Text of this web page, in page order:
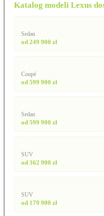
Katalog modeli Lexus
Sedan
od 249 900 zł
Coupé
od 599 900 zł
Sedan
od 599 900 zł
SUV
od 362 900 zł
SUV
od 179 900 zł